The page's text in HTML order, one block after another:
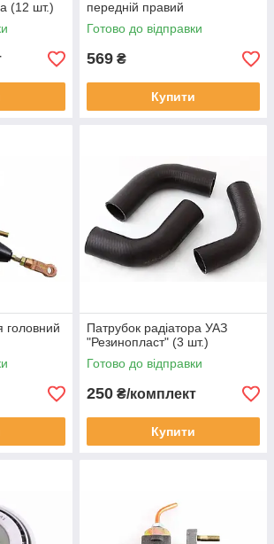
(12 шт.)
передній правий
Готово до відправки
569 ₴
Купити
головний
Патрубок радіатора УАЗ
"Резинопласт" (3 шт.)
Готово до відправки
250 ₴/комплект
Купити